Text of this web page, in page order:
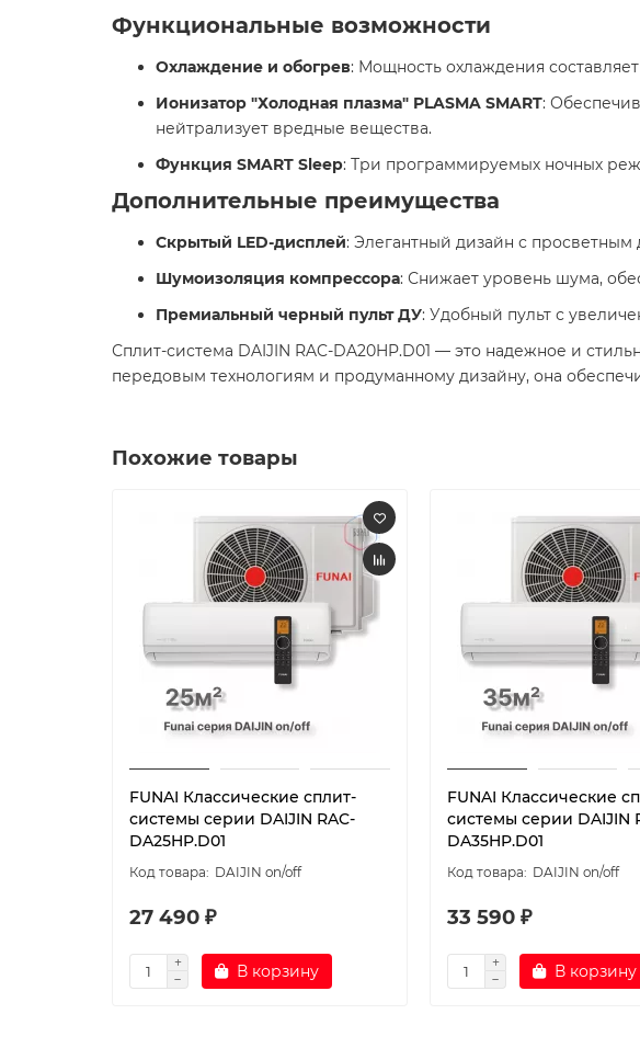
Функциональные возможности
Охлаждение и обогрев: Мощность охлаждения
Ионизатор "Холодная плазма" PLASMA SMART:
нейтрализует вредные вещества. ​
Функция SMART Sleep: Три программируемых ночных
Дополнительные преимущества
Скрытый LED-дисплей: Элегантный дизайн с
Шумоизоляция компрессора: Снижает уровень шума,
Премиальный черный пульт ДУ: Удобный пульт с
Сплит-система DAIJIN RAC-DA20HP.D01 — это надежное и
передовым технологиям и продуманному дизайну, она
Похожие товары
FUNAI Классические сплит-
системы серии DAIJIN RAC-
DA25HP.D01
DAIJIN on/off
27 490 ₽
В корзину
FUNAI Классические
системы серии DAIJIN
DA35HP.D01
DAIJIN on/off
33 590 ₽
В корзину